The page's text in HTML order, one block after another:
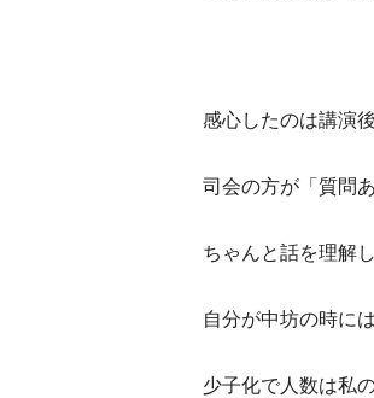
感心したのは講演
司会の方が「質問
ちゃんと話を理解
自分が中坊の時に
少子化で人数は私